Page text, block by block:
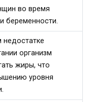
во время
беременности.
недостатке
организм
жиры, что
уровня